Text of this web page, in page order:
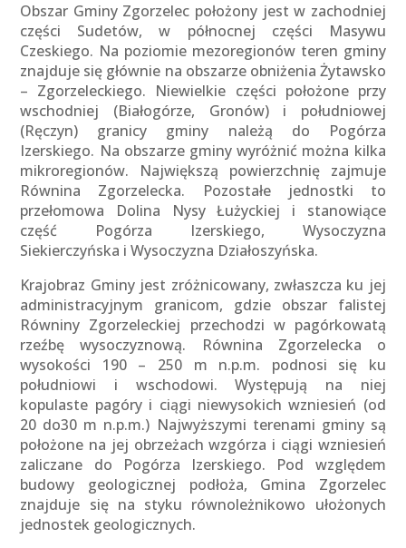
Obszar Gminy Zgorzelec położony jest w zachodniej
części Sudetów, w północnej części Masywu
Czeskiego. Na poziomie mezoregionów teren gminy
znajduje się głównie na obszarze obniżenia Żytawsko
– Zgorzeleckiego. Niewielkie części położone przy
wschodniej (Białogórze, Gronów) i południowej
(Ręczyn) granicy gminy należą do Pogórza
Izerskiego. Na obszarze gminy wyróżnić można kilka
mikroregionów. Największą powierzchnię zajmuje
Równina Zgorzelecka. Pozostałe jednostki to
przełomowa Dolina Nysy Łużyckiej i stanowiące
część Pogórza Izerskiego, Wysoczyzna
Siekierczyńska i Wysoczyzna Działoszyńska.
Krajobraz Gminy jest zróżnicowany, zwłaszcza ku jej
administracyjnym granicom, gdzie obszar falistej
Równiny Zgorzeleckiej przechodzi w pagórkowatą
rzeźbę wysoczyznową. Równina Zgorzelecka o
wysokości 190 – 250 m n.p.m. podnosi się ku
południowi i wschodowi. Występują na niej
kopulaste pagóry i ciągi niewysokich wzniesień (od
20 do30 m n.p.m.) Najwyższymi terenami gminy są
położone na jej obrzeżach wzgórza i ciągi wzniesień
zaliczane do Pogórza Izerskiego. Pod względem
budowy geologicznej podłoża, Gmina Zgorzelec
znajduje się na styku równoleżnikowo ułożonych
jednostek geologicznych.